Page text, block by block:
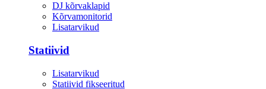
DJ kõrvaklapid
Kõrvamonitorid
Lisatarvikud
Statiivid
Lisatarvikud
Statiivid fikseeritud